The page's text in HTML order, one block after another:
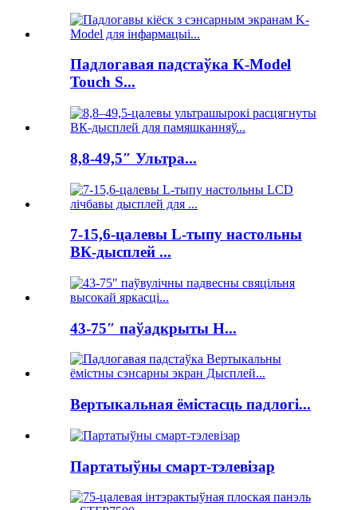
Падлогавая падстаўка K-Model
Touch S...
8,8-49,5″ Ультра...
7-15,6-цалевы L-тыпу настольны
ВК-дысплей ...
43-75″ паўадкрыты H...
Вертыкальная ёмістасць падлогі...
Партатыўны смарт-тэлевізар